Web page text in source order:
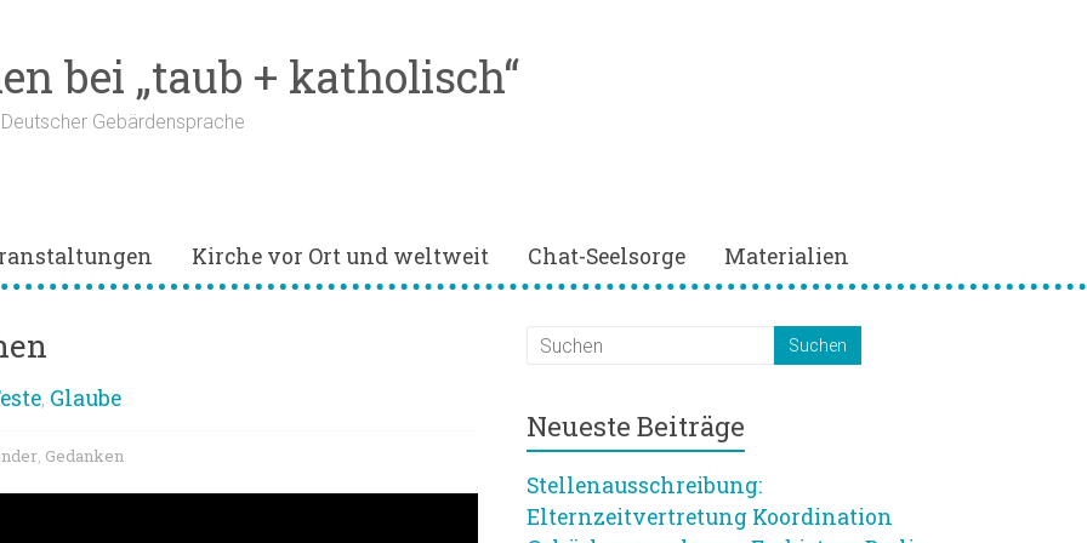
bei „taub + katholisch“
Gebärdensprache
Kirche vor Ort und weltweit Chat-Seelsorge Materialien
, Glaube
, Gedanken
Neueste Beiträge
Stellenausschreibung:
Elternzeitvertretung Koordination